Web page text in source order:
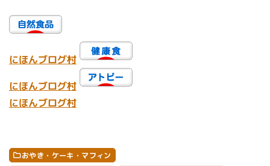
にほんブログ村
にほんブログ村
にほんブログ村
おやき・ケーキ・マフィン